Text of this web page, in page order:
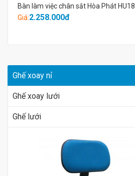
Bàn làm việc chân sắt Hòa Phát HU18
Giá:2.258.000đ
Ghế xoay nỉ
Ghế xoay lưới
Ghế lưới